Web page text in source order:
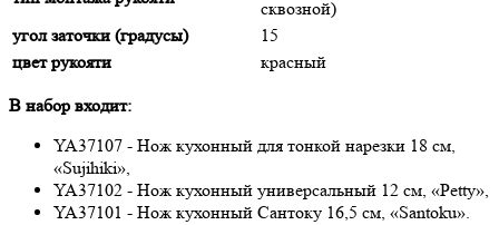
сквозной)
угол заточки (градусы)
15
цвет рукояти
красный
В набор входит:
YA37107 - Нож кухонный для тонкой нарезки 18 см,
«Sujihiki»,
YA37102 - Нож кухонный универсальный 12 см, «Petty»,
YA37101 - Нож кухонный Сантоку 16,5 см, «Santoku».